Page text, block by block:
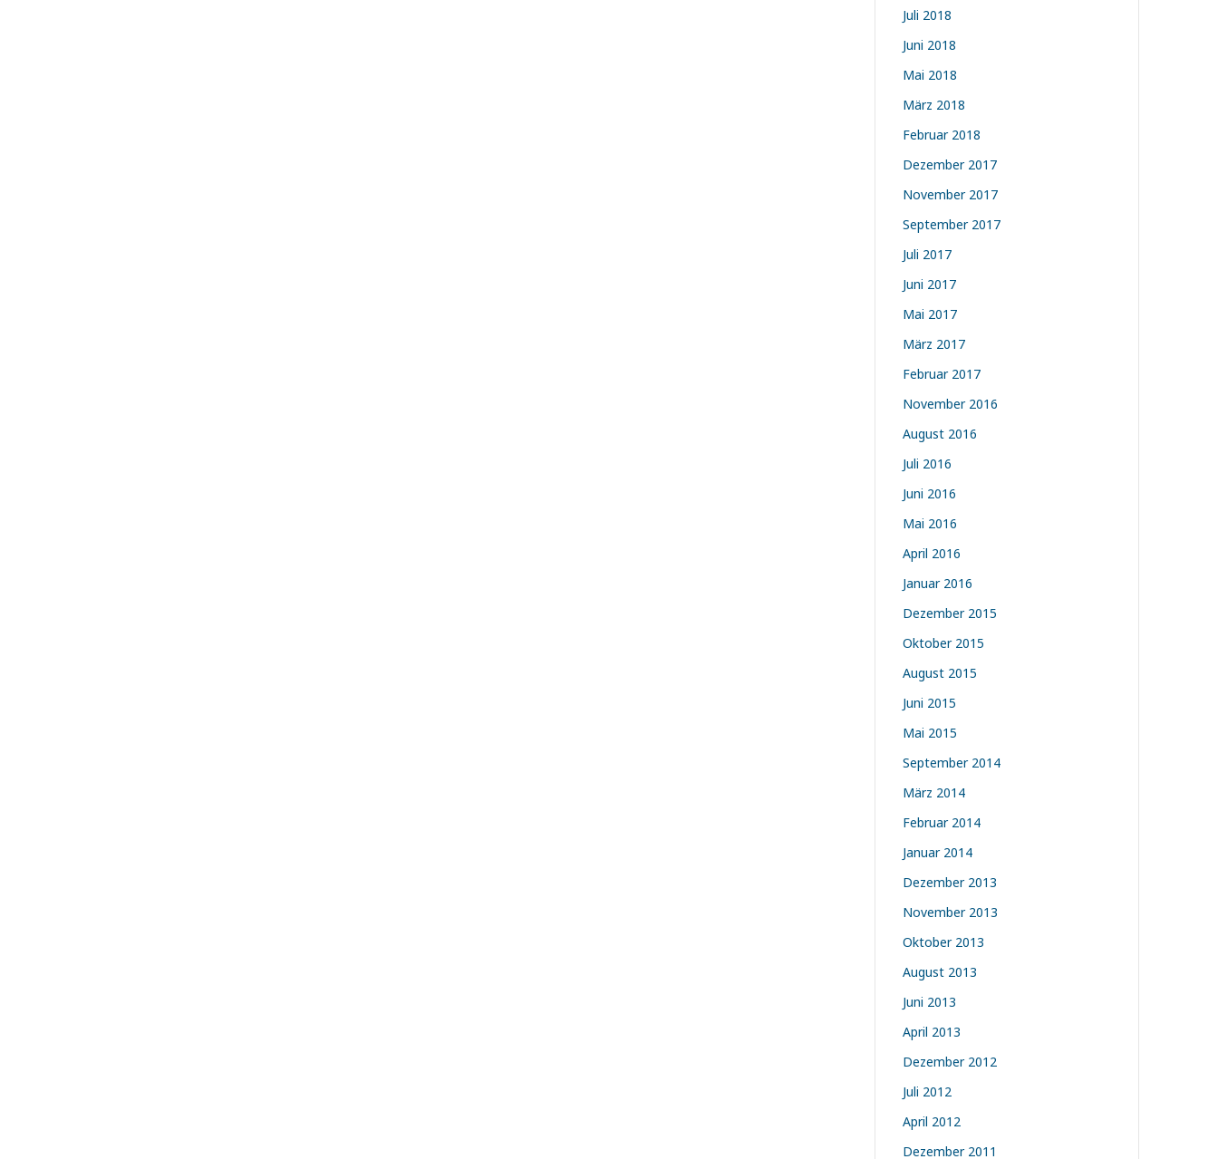
Juli 2018
Juni 2018
Mai 2018
März 2018
Februar 2018
Dezember 2017
November 2017
September 2017
Juli 2017
Juni 2017
Mai 2017
März 2017
Februar 2017
November 2016
August 2016
Juli 2016
Juni 2016
Mai 2016
April 2016
Januar 2016
Dezember 2015
Oktober 2015
August 2015
Juni 2015
Mai 2015
September 2014
März 2014
Februar 2014
Januar 2014
Dezember 2013
November 2013
Oktober 2013
August 2013
Juni 2013
April 2013
Dezember 2012
Juli 2012
April 2012
Dezember 2011